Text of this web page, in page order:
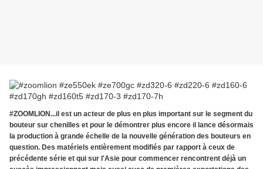
#ZOOMLION...il est un acteur de plus en plus important sur le segment du
bouteur sur chenilles et pour le démontrer plus encore il lance désormais
la production à grande échelle de la nouvelle génération des bouteurs en
question. Des matériels entièrement modifiés par rapport à ceux de
précédente série et qui sur l'Asie pour commencer rencontrent déjà un